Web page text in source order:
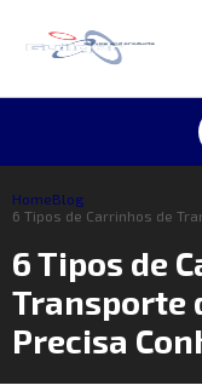
HomeBlog
6 Tipos de Carrinhos de
6 Tipos de
Transporte
Precisa